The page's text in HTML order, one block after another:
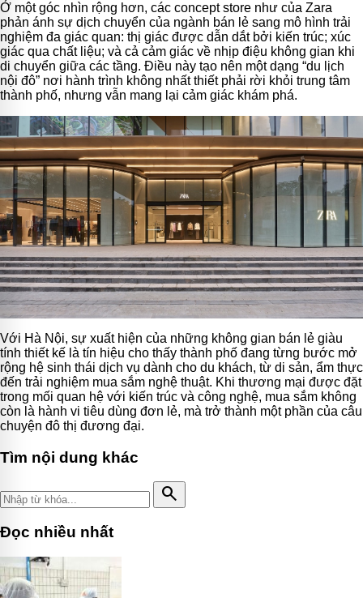
Ở một góc nhìn rộng hơn, các concept store như của Zara
phản ánh sự dịch chuyển của ngành bán lẻ sang mô hình trải
nghiệm đa giác quan: thị giác được dẫn dắt bởi kiến trúc; xúc
giác qua chất liệu; và cả cảm giác về nhịp điệu không gian khi
di chuyển giữa các tầng. Điều này tạo nên một dạng “du lịch
nội đô” nơi hành trình không nhất thiết phải rời khỏi trung tâm
thành phố, nhưng vẫn mang lại cảm giác khám phá.
Với Hà Nội, sự xuất hiện của những không gian bán lẻ giàu
tính thiết kế là tín hiệu cho thấy thành phố đang từng bước mở
rộng hệ sinh thái dịch vụ dành cho du khách, từ di sản, ẩm thực
đến trải nghiệm mua sắm nghệ thuật. Khi thương mại được đặt
trong mối quan hệ với kiến trúc và công nghệ, mua sắm không
còn là hành vi tiêu dùng đơn lẻ, mà trở thành một phần của câu
chuyện đô thị đương đại.
Tìm nội dung khác
search
Đọc nhiều nhất